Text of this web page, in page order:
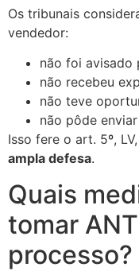
Os tribunais
vendedor:
não foi avisado
não recebeu
não teve
não pôde
Isso fere o art. 5º,
ampla defesa.
Quais
tomar
processo?